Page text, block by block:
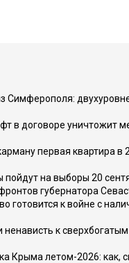
Симферополя:
в договоре уничтожит
первая квартира в
пойдут на выборы 20
губернатора
готовится к войне с
ненависть к
Крыма летом-2026: как,